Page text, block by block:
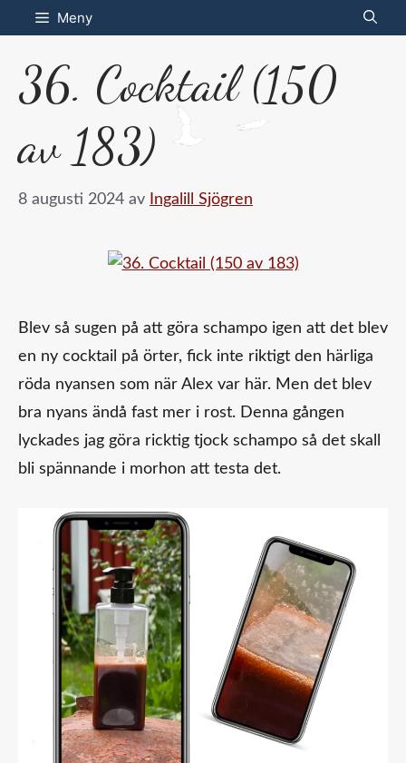
Hoppa
till
innehåll
Meny
36. Cocktail (150
av 183)
8 augusti 2024 av Ingalill Sjögren
Blev så sugen på att göra schampo igen att det blev
en ny cocktail på örter, fick inte riktigt den härliga
röda nyansen som när Alex var här. Men det blev
bra nyans ändå fast mer i rost. Denna gången
lyckades jag göra ricktig tjock schampo så det skall
bli spännande i morhon att testa det.